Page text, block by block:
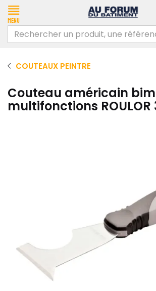
Menu
COUTEAUX PEINTRE
Couteau américain
multifonctions ROULOR